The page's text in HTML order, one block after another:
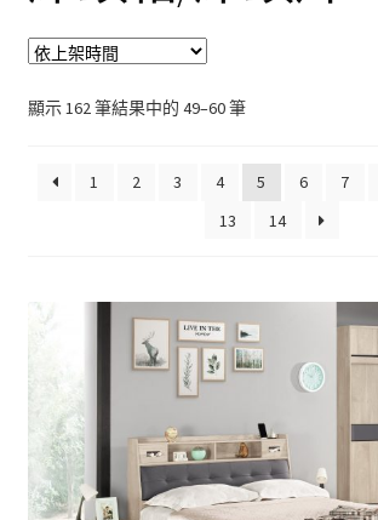
屏風
展示櫃&收納櫃
鞋櫃
電視櫃&長櫃
餐廰系列
餐桌&餐椅
顯示 162 筆結果中的 49–60 筆
1 2 3 4 5 6 7
13
14